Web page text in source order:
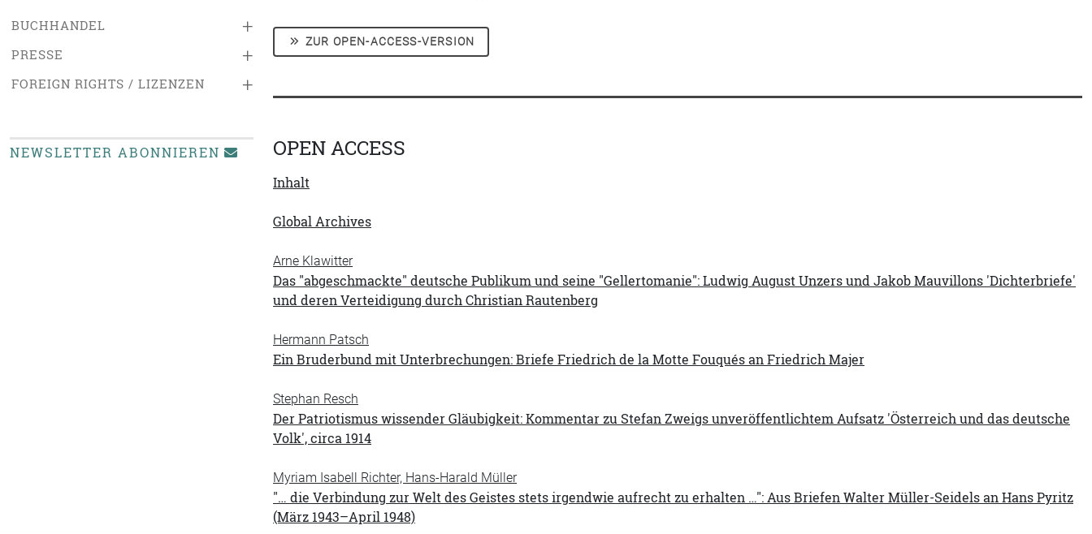
+
BUCHHANDEL
+
PRESSE
+
FOREIGN RIGHTS / LIZENZEN
NEWSLETTER ABONNIEREN
ZUR OPEN-ACCESS-VERSION
OPEN ACCESS
Inhalt
Global Archives
Arne Klawitter
Das "abgeschmackte" deutsche Publikum und seine "Gellertomanie": Ludwig August Unzers und Jakob Mauvillons 'Dichterbriefe'
und deren Verteidigung durch Christian Rautenberg
Hermann Patsch
Ein Bruderbund mit Unterbrechungen: Briefe Friedrich de la Motte Fouqués an Friedrich Majer
Stephan Resch
Der Patriotismus wissender Gläubigkeit: Kommentar zu Stefan Zweigs unveröffentlichtem Aufsatz 'Österreich und das deutsche
Volk', circa 1914
Myriam Isabell Richter, Hans-Harald Müller
"… die Verbindung zur Welt des Geistes stets irgendwie aufrecht zu erhalten …": Aus Briefen Walter Müller-Seidels an Hans Pyritz
(März 1943–April 1948)